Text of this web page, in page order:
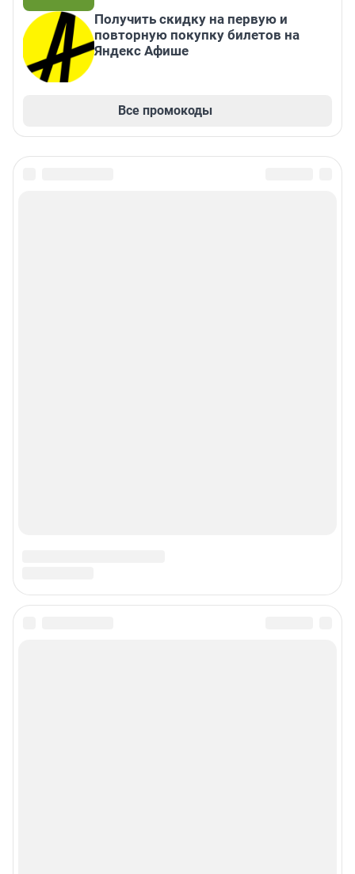
Получить скидку на первую и
повторную покупку билетов на
Яндекс Афише
Все промокоды